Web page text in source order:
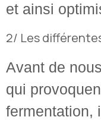
et ainsi
2/ Les
Avant de
qui
fermentation,